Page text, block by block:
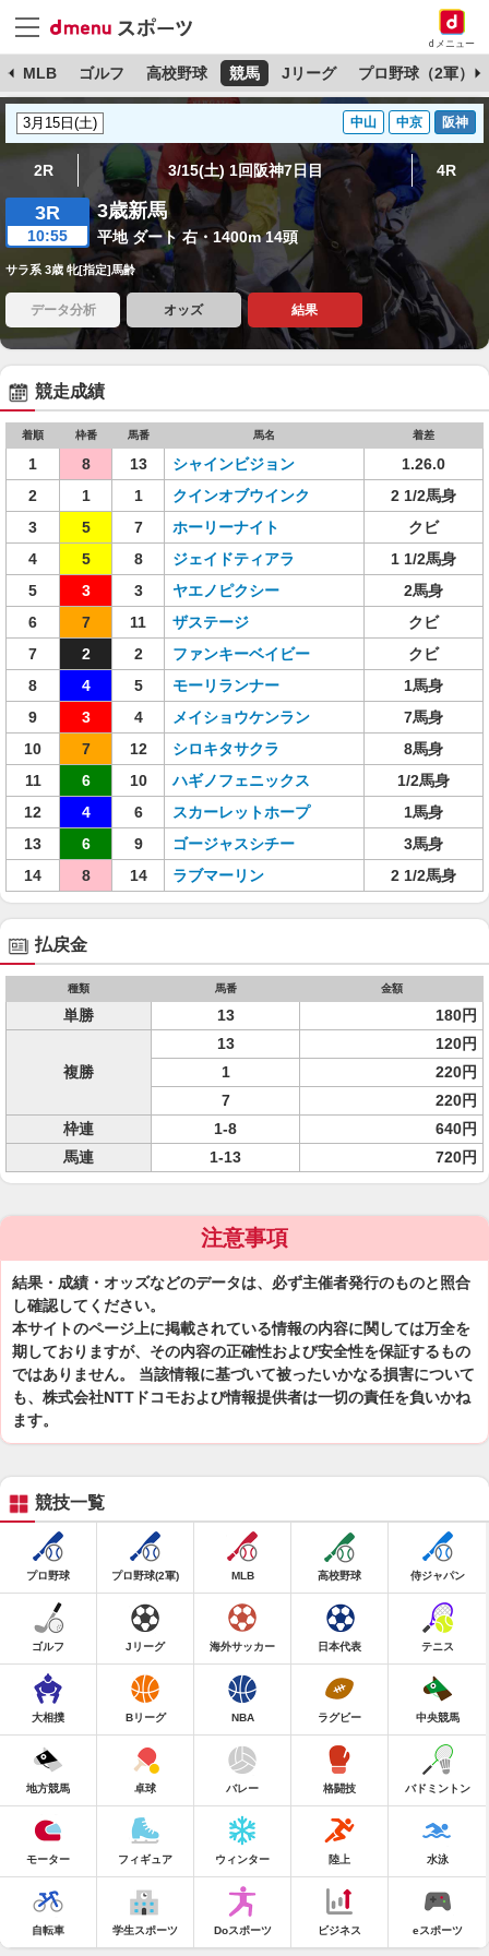
dメニュー
MLB ゴルフ 高校野球 競馬 Jリーグ プロ野球（2軍）
中山 中京 阪神
2R 3/15(土) 1回阪神7日目 4R
3R
10:55
3歳新馬
平地 ダート 右・1400m 14頭
サラ系 3歳 牝[指定]馬齢
データ分析 オッズ 結果
競走成績
着順 枠番 馬番 馬名 着差
1 8 13 シャインビジョン
1.26.0
2
1 1 クインオブウインク
2 1/2馬身
3
5 7 ホーリーナイト
クビ
4
5 8 ジェイドティアラ
1 1/2馬身
5
3 3 ヤエノピクシー
2馬身
6
7 11 ザステージ
クビ
7
2 2 ファンキーベイビー
クビ
8
4 5 モーリランナー
1馬身
9
3 4 メイショウケンラン
7馬身
10
7 12 シロキタサクラ
8馬身
11
6 10 ハギノフェニックス
1/2馬身
12
4 6 スカーレットホープ
1馬身
13
6 9 ゴージャスシチー
3馬身
14
8 14 ラブマーリン 2 1/2馬身
払戻金
種類 馬番 金額
単勝 13 180円
複勝
13
120円
1
220円
7
220円
枠連
1-8
640円
馬連
1-13 720円
注意事項
結果・成績・オッズなどのデータは、必ず主催者発行のものと照合
し確認してください。
本サイトのページ上に掲載されている情報の内容に関しては万全を
期しておりますが、その内容の正確性および安全性を保証するもの
ではありません。 当該情報に基づいて被ったいかなる損害について
も、株式会社NTTドコモおよび情報提供者は一切の責任を負いかね
ます。
競技一覧
プロ野球 プロ野球(2軍) MLB 高校野球 侍ジャパン
ゴルフ Jリーグ 海外サッカー 日本代表 テニス
大相撲 Bリーグ NBA ラグビー 中央競馬
地方競馬 卓球 バレー 格闘技 バドミントン
モーター フィギュア ウィンター 陸上 水泳
自転車 学生スポーツ Doスポーツ ビジネス eスポーツ